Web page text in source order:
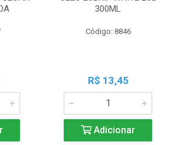
300ML
Código: 8846
R$ 13,45
Adicionar